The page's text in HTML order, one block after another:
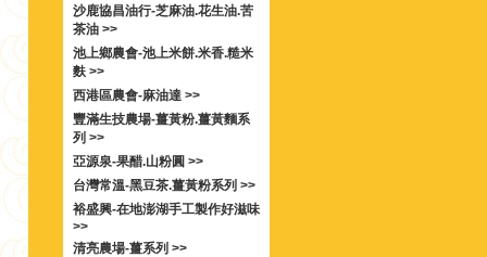
沙鹿協昌油行-芝麻油.花生油.苦
茶油 >>
池上鄉農會-池上米餅.米香.糙米
麩 >>
西港區農會-麻油達 >>
豐滿生技農場-薑黃粉.薑黃麵系
列 >>
亞源泉-果醋.山粉圓 >>
台灣常溫-黑豆茶.薑黃粉系列 >>
裕盛興-在地澎湖手工製作好滋味
>>
清亮農場-薑系列 >>